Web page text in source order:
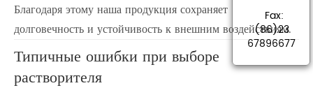
Благодаря этому наша продукция сохраняет
долговечность и устойчивость к внешним воздействиям.
Типичные ошибки при выборе
растворителя
Fax:
(86)23
67896677